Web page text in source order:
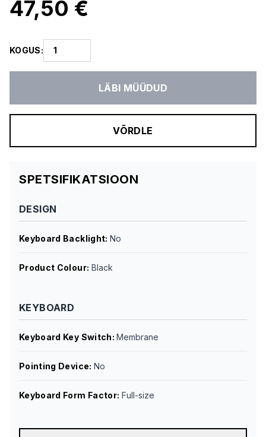
47,50 €
KOGUS:
LÄBI MÜÜDUD
VÕRDLE
SPETSIFIKATSIOON
DESIGN
Keyboard Backlight:No
Product Colour: Black
KEYBOARD
Keyboard Key Switch:Membrane
Pointing Device: No
Keyboard Form Factor: Full-size